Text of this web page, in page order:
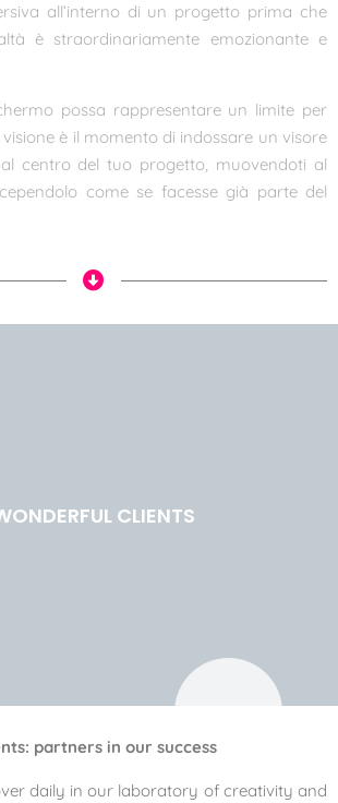
all’interno di un progetto prima che
è straordinariamente emozionante e
possa rappresentare un limite per
è il momento di indossare un visore
centro del tuo progetto, muovendoti al
come se facesse già parte del
CLIENTS
partners in our success
daily in our laboratory of creativity and